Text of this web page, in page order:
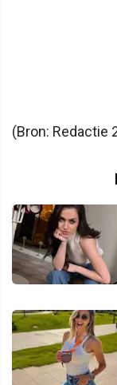
(Bron: Redactie